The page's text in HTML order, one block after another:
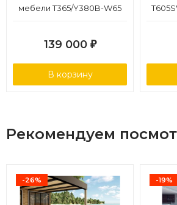
мебели T365/Y380B-W65
139 000 ₽
В корзину
Рекомендуем
-26% -19%